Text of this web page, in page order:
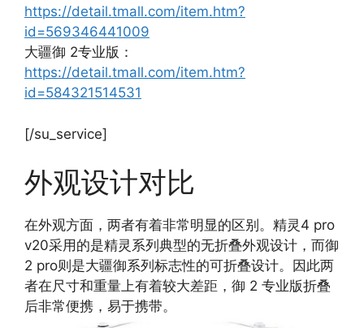
https://detail.tmall.com/item.htm?
id=569346441009
大疆御 2专业版：
https://detail.tmall.com/item.htm?
id=584321514531
[/su_service]
外观设计对比
在外观方面，两者有着非常明显的区别。精灵4 pro
v20采用的是精灵系列典型的无折叠外观设计，而御
2 pro则是大疆御系列标志性的可折叠设计。因此两
者在尺寸和重量上有着较大差距，御 2 专业版折叠
后非常便携，易于携带。